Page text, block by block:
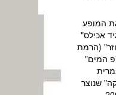
המופע
אכילס"
1999), "מוזר" (הרמת
ע"פ המים"
ו"ארניקה" שנוצר